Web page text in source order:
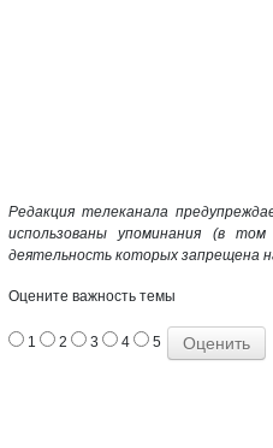
Редакция телеканала
использованы упоминания (в том
деятельность которых запрещена
Оцените важность темы
1 2 3 4 5